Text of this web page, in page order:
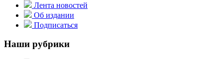
Лента новостей
Об издании
Подписаться
Наши рубрики